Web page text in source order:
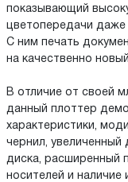
показывающий
цветопередачи
С ним печать
на качественно
В отличие от своей
данный плоттер
характеристики,
чернил,
диска, расширенный
носителей и